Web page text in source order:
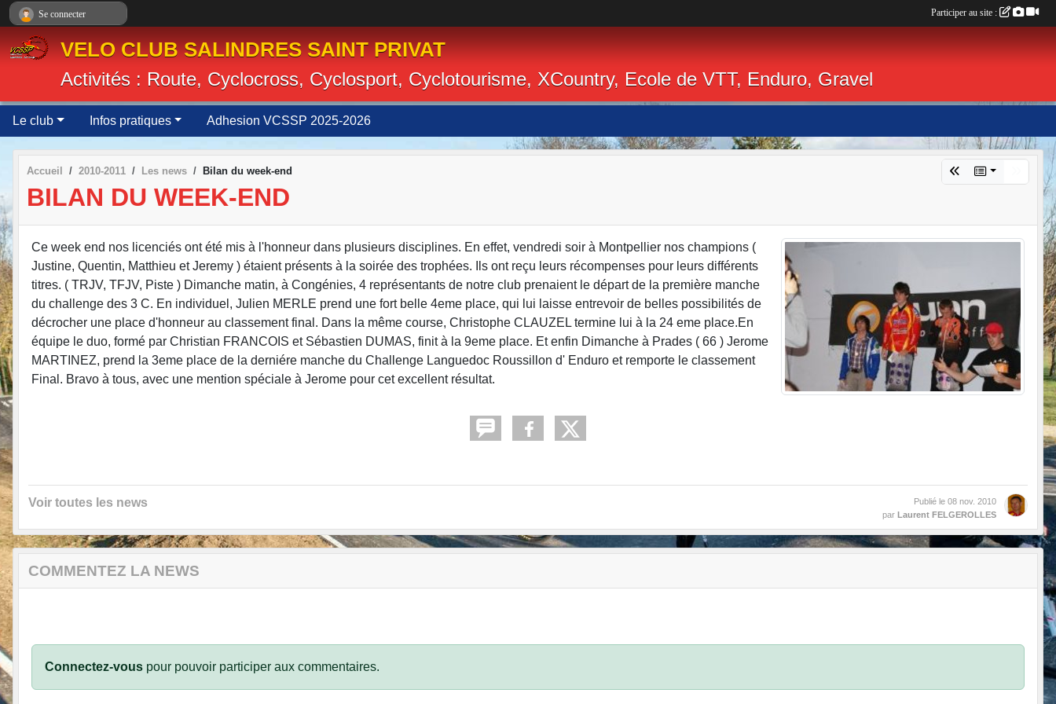
VELO CLUB SALINDRES SAINT PRIVAT
Activités : Route, Cyclocross, Cyclosport, Cyclotourisme, XCountry, Ecole de VTT, Enduro, Gravel
Le club Infos pratiques Adhesion VCSSP 2025-2026
Accueil 2010-2011 Les news Bilan du week-end
BILAN DU WEEK-END
Ce week end nos licenciés ont été mis à l'honneur dans plusieurs disciplines. En effet, vendredi soir à Montpellier nos champions (
Justine, Quentin, Matthieu et Jeremy ) étaient présents à la soirée des trophées. Ils ont reçu leurs récompenses pour leurs différents
titres. ( TRJV, TFJV, Piste ) Dimanche matin, à Congénies, 4 représentants de notre club prenaient le départ de la première manche
du challenge des 3 C. En individuel, Julien MERLE prend une fort belle 4eme place, qui lui laisse entrevoir de belles possibilités de
décrocher une place d'honneur au classement final. Dans la même course, Christophe CLAUZEL termine lui à la 24 eme place.En
équipe le duo, formé par Christian FRANCOIS et Sébastien DUMAS, finit à la 9eme place. Et enfin Dimanche à Prades ( 66 ) Jerome
MARTINEZ, prend la 3eme place de la derniére manche du Challenge Languedoc Roussillon d' Enduro et remporte le classement
Final. Bravo à tous, avec une mention spéciale à Jerome pour cet excellent résultat.
Voir toutes les news Publié le 08 nov. 2010
par Laurent FELGEROLLES
COMMENTEZ LA NEWS
Connectez-vous pour pouvoir participer aux commentaires.
Se connecter Participer au site :
Panneau de gestion des cookies